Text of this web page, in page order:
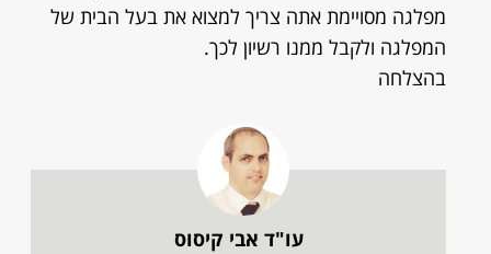
מפלגה מסויימת אתה צריך למצוא את בעל הבית של
המפלגה ולקבל ממנו רשיון לכך.
בהצלחה
עו"ד אבי קיסוס